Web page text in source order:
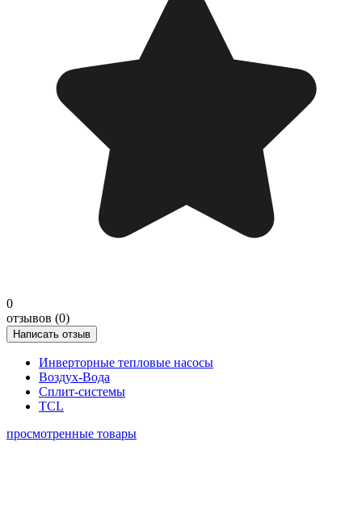
0
отзывов (0)
Написать отзыв
Инверторные тепловые насосы
Воздух-Вода
Сплит-системы
TCL
просмотренные товары